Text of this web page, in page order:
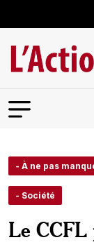
- À ne pas
- Société
Le CCFL